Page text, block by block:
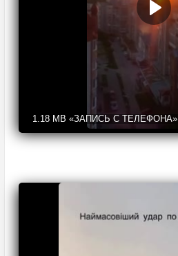
1.18 MB «ЗАПИСЬ С ТЕЛЕФОНА»